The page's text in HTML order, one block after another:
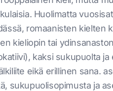
Huolimatta
romaanisten kielten
kieliopin tai
kaksi sukupuolta
eikä erillinen sana.
sukupuolisopimusta ja